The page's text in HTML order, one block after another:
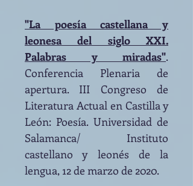
"La poesía castellana y
leonesa del siglo XXI.
Palabras y miradas".
Conferencia Plenaria de
apertura. III Congreso de
Literatura Actual en Castilla y
León: Poesía. Universidad de
Salamanca/ Instituto
castellano y leonés de la
lengua, 12 de marzo de 2020.